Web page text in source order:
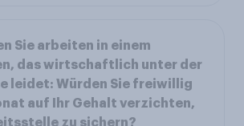
Sie arbeiten in einem
das wirtschaftlich unter der
leidet: Würden Sie freiwillig
auf Ihr Gehalt verzichten,
zu sichern?